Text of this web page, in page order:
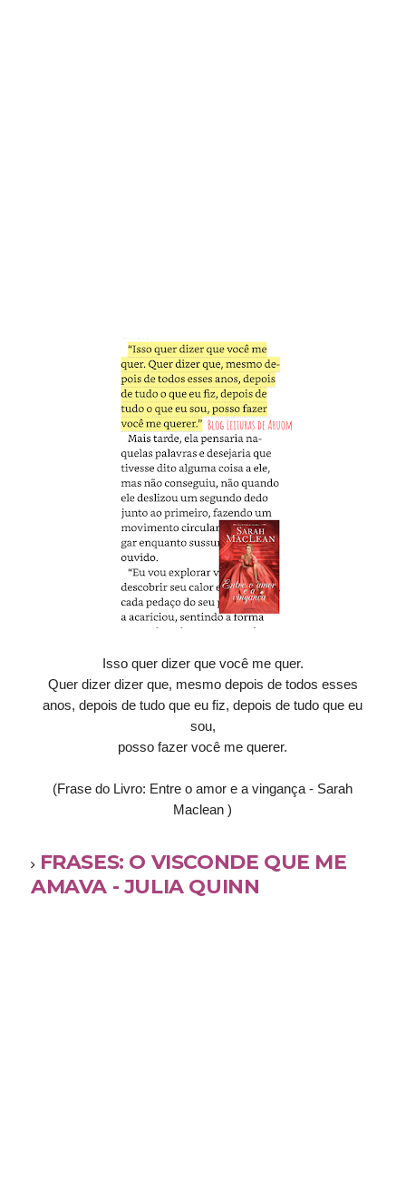
Isso quer dizer que você me quer.
Quer dizer dizer que, mesmo depois de todos esses
anos, depois de tudo que eu fiz, depois de tudo que eu
sou,
posso fazer você me querer.
(Frase do Livro: Entre o amor e a vingança - Sarah
Maclean )
FRASES: O VISCONDE QUE ME
AMAVA - JULIA QUINN